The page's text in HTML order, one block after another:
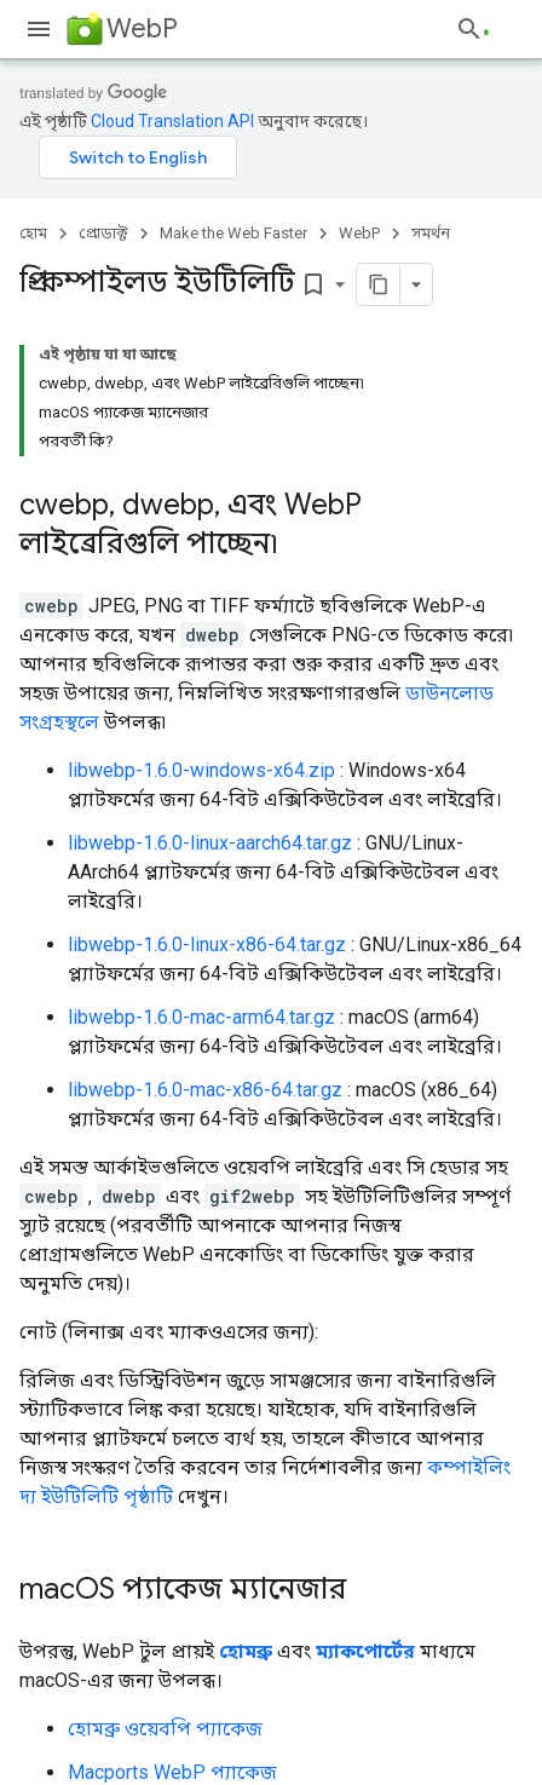
WebP
এই পৃষ্ঠাটিCloud Translation API অনুবাদ করেছে।
হোম প্রোডাক্ট Make the Web Faster WebP সমর্থন
প্রি-কম্পাইলড ইউটিলিটি bookmark_border
এই পৃষ্ঠায় যা যা আছে
cwebp, dwebp, এবং WebP লাইব্রেরিগুলি পাচ্ছেন৷
macOS প্যাকেজ ম্যানেজার
পরবর্তী কি?
cwebp, dwebp, এবং WebP
লাইব্রেরিগুলি পাচ্ছেন৷
cwebp JPEG, PNG বা TIFF ফর্ম্যাটে ছবিগুলিকে WebP-এ
এনকোড করে, যখন dwebp সেগুলিকে PNG-তে ডিকোড করে৷
আপনার ছবিগুলিকে রূপান্তর করা শুরু করার একটি দ্রুত এবং
সহজ উপায়ের জন্য, নিম্নলিখিত সংরক্ষণাগারগুলি ডাউনলোড
সংগ্রহস্থলেউপলব্ধ৷
libwebp-1.6.0-windows-x64.zip : Windows-x64
প্ল্যাটফর্মের জন্য 64-বিট এক্সিকিউটেবল এবং লাইব্রেরি।
libwebp-1.6.0-linux-aarch64.tar.gz : GNU/Linux-
AArch64 প্ল্যাটফর্মের জন্য 64-বিট এক্সিকিউটেবল এবং
লাইব্রেরি।
libwebp-1.6.0-linux-x86-64.tar.gz : GNU/Linux-x86_64
প্ল্যাটফর্মের জন্য 64-বিট এক্সিকিউটেবল এবং লাইব্রেরি।
libwebp-1.6.0-mac-arm64.tar.gz : macOS (arm64)
প্ল্যাটফর্মের জন্য 64-বিট এক্সিকিউটেবল এবং লাইব্রেরি।
libwebp-1.6.0-mac-x86-64.tar.gz : macOS (x86_64)
প্ল্যাটফর্মের জন্য 64-বিট এক্সিকিউটেবল এবং লাইব্রেরি।
এই সমস্ত আর্কাইভগুলিতে ওয়েবপি লাইব্রেরি এবং সি হেডার সহ
cwebp , dwebp এবং gif2webp সহ ইউটিলিটিগুলির সম্পূর্ণ
স্যুট রয়েছে (পরবর্তীটি আপনাকে আপনার নিজস্ব
প্রোগ্রামগুলিতে WebP এনকোডিং বা ডিকোডিং যুক্ত করার
অনুমতি দেয়)।
নোট (লিনাক্স এবং ম্যাকওএসের জন্য):
রিলিজ এবং ডিস্ট্রিবিউশন জুড়ে সামঞ্জস্যের জন্য বাইনারিগুলি
স্ট্যাটিকভাবে লিঙ্ক করা হয়েছে। যাইহোক, যদি বাইনারিগুলি
আপনার প্ল্যাটফর্মে চলতে ব্যর্থ হয়, তাহলে কীভাবে আপনার
নিজস্ব সংস্করণ তৈরি করবেন তার নির্দেশাবলীর জন্য কম্পাইলিং
দ্য ইউটিলিটি পৃষ্ঠাটি দেখুন।
macOS প্যাকেজ ম্যানেজার
উপরন্তু, WebP টুল প্রায়ই হোমব্রু এবং ম্যাকপোর্টের মাধ্যমে
macOS-এর জন্য উপলব্ধ।
হোমব্রু ওয়েবপি প্যাকেজ
Macports WebP প্যাকেজ